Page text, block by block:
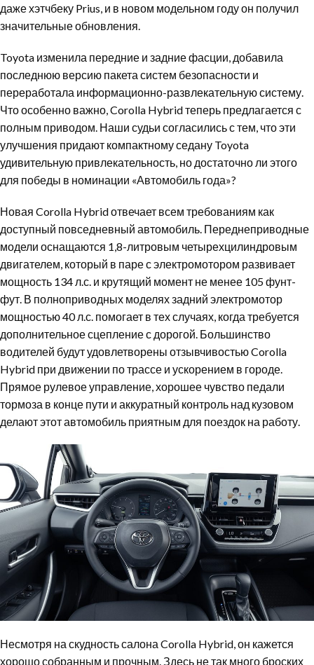
даже хэтчбеку Prius, и в новом модельном году он получил
значительные обновления.
Toyota изменила передние и задние фасции, добавила
последнюю версию пакета систем безопасности и
переработала информационно-развлекательную систему.
Что особенно важно, Corolla Hybrid теперь предлагается с
полным приводом. Наши судьи согласились с тем, что эти
улучшения придают компактному седану Toyota
удивительную привлекательность, но достаточно ли этого
для победы в номинации «Автомобиль года»?
Новая Corolla Hybrid отвечает всем требованиям как
доступный повседневный автомобиль. Переднеприводные
модели оснащаются 1,8-литровым четырехцилиндровым
двигателем, который в паре с электромотором развивает
мощность 134 л.с. и крутящий момент не менее 105 фунт-
фут. В полноприводных моделях задний электромотор
мощностью 40 л.с. помогает в тех случаях, когда требуется
дополнительное сцепление с дорогой. Большинство
водителей будут удовлетворены отзывчивостью Corolla
Hybrid при движении по трассе и ускорением в городе.
Прямое рулевое управление, хорошее чувство педали
тормоза в конце пути и аккуратный контроль над кузовом
делают этот автомобиль приятным для поездок на работу.
Несмотря на скудность салона Corolla Hybrid, он кажется
хорошо собранным и прочным. Здесь не так много броских